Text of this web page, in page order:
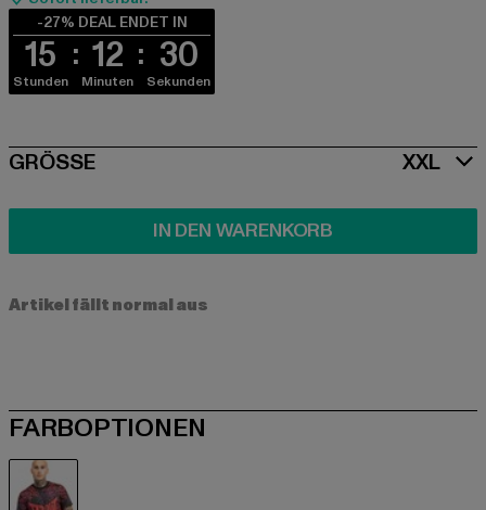
-27% DEAL ENDET IN
15
Stunden
12
Minuten
30
Sekunden
SIZE
GRÖSSE XXL
IN DEN WARENKORB
Artikel fällt normal aus
FARBOPTIONEN